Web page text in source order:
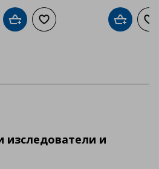
с любими
Добави в кошницата
Добави към списъка с
Добави
изследователи и